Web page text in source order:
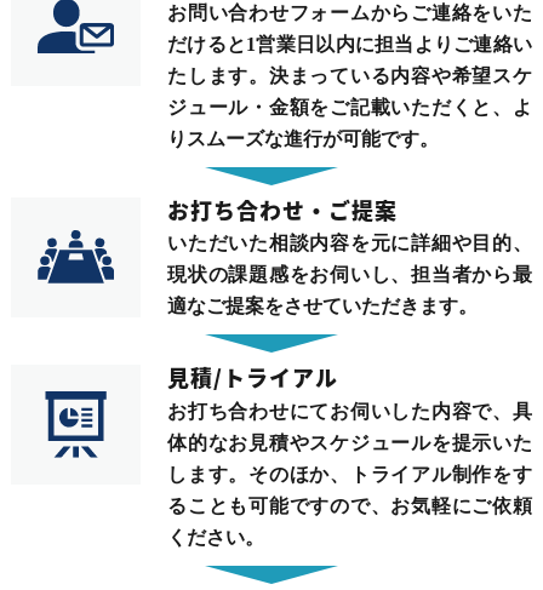
お問い合わせフォームからご連絡をいた
だけると1営業日以内に担当よりご連絡い
たします。決まっている内容や希望スケ
ジュール・金額をご記載いただくと、よ
りスムーズな進行が可能です。
お打ち合わせ・ご提案
いただいた相談内容を元に詳細や目的、
現状の課題感をお伺いし、担当者から最
適なご提案をさせていただきます。
見積/トライアル
お打ち合わせにてお伺いした内容で、具
体的なお見積やスケジュールを提示いた
します。そのほか、トライアル制作をす
ることも可能ですので、お気軽にご依頼
ください。